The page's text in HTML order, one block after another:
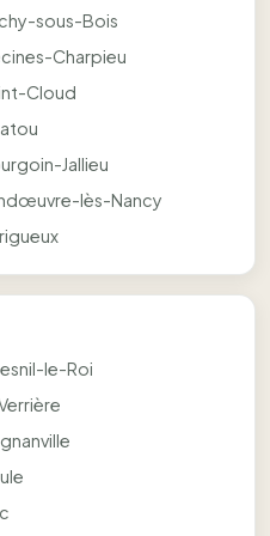
sous-Bois
Charpieu
Cloud
Jallieu
lès-Nancy
le-Roi